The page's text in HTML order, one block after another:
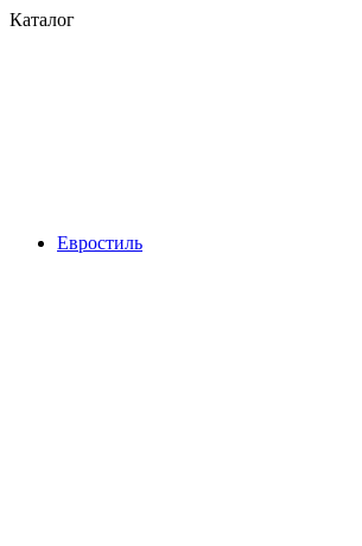
Каталог
Евростиль